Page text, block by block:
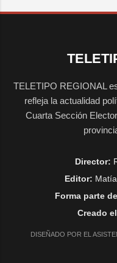
TELETIPO REGIONAL
refleja la actualidad
Cuarta Sección
Director:
Editor:
Forma parte
Creado
DISEÑADO POR EL